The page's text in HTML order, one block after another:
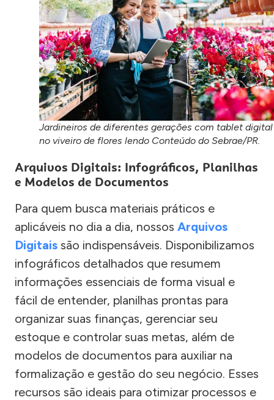
Jardineiros de diferentes gerações com tablet digital
no viveiro de flores lendo Conteúdo do Sebrae/PR.
Arquivos Digitais: Infográficos, Planilhas
e Modelos de Documentos
Para quem busca materiais práticos e
aplicáveis no dia a dia, nossos Arquivos
Digitais são indispensáveis. Disponibilizamos
infográficos detalhados que resumem
informações essenciais de forma visual e
fácil de entender, planilhas prontas para
organizar suas finanças, gerenciar seu
estoque e controlar suas metas, além de
modelos de documentos para auxiliar na
formalização e gestão do seu negócio. Esses
recursos são ideais para otimizar processos e